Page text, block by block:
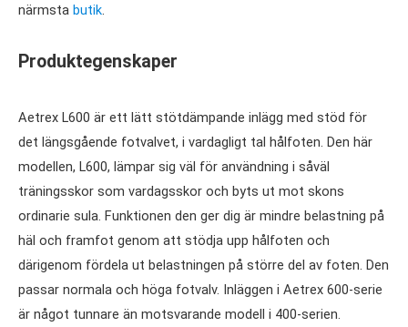
närmsta butik.
Produktegenskaper
Aetrex L600 är ett lätt stötdämpande inlägg med stöd för
det längsgående fotvalvet, i vardagligt tal hålfoten. Den här
modellen, L600, lämpar sig väl för användning i såväl
träningsskor som vardagsskor och byts ut mot skons
ordinarie sula. Funktionen den ger dig är mindre belastning på
häl och framfot genom att stödja upp hålfoten och
därigenom fördela ut belastningen på större del av foten. Den
passar normala och höga fotvalv. Inläggen i Aetrex 600-serie
är något tunnare än motsvarande modell i 400-serien.